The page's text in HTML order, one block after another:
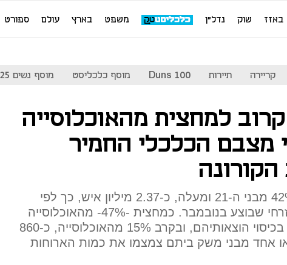
באזז שוק נדל"ן משפט בארץ עולם ספורט
קריירה תיירות Duns 100 מוסף כלכליסט מוסף נשים 2025
למחצית מהאוכלוסייה
מצבם הכלכלי החמיר
הדיווח נכון ל-42% מבני ה-21 ומעלה, כ-2.37 מיליון איש, כך לפי
סקר החוסן האזרחי שבוצע בנובמבר. כמחצית -47%- מהאוכלוסייה
חוששים מקושי בכיסוי הוצאותיהם, ובקרב 15% מהאוכלוסייה, כ-860
אחד מבני משק ביתם צמצמו את כמות הארוחות